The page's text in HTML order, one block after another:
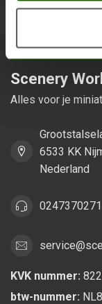
Scenery
Alles voor je
6533 KK
Nederland
0247370271
KVK nummer:
btw-nummer: